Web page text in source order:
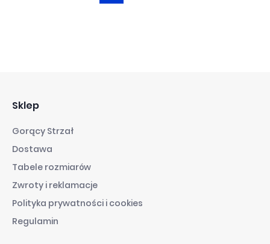
Sklep
Gorący Strzał
Dostawa
Tabele rozmiarów
Zwroty i reklamacje
Polityka prywatności i cookies
Regulamin